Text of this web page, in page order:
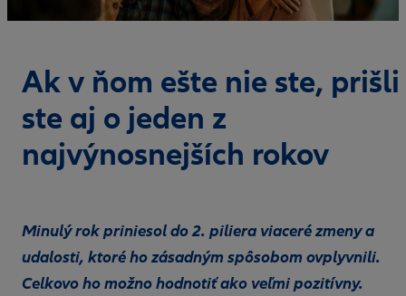
Ak v ňom ešte nie ste, prišli
ste aj o jeden z
najvýnosnejších rokov
Minulý rok priniesol do 2. piliera viaceré zmeny a
udalosti, ktoré ho zásadným spôsobom ovplyvnili.
Celkovo ho možno hodnotiť ako veľmi pozitívny.